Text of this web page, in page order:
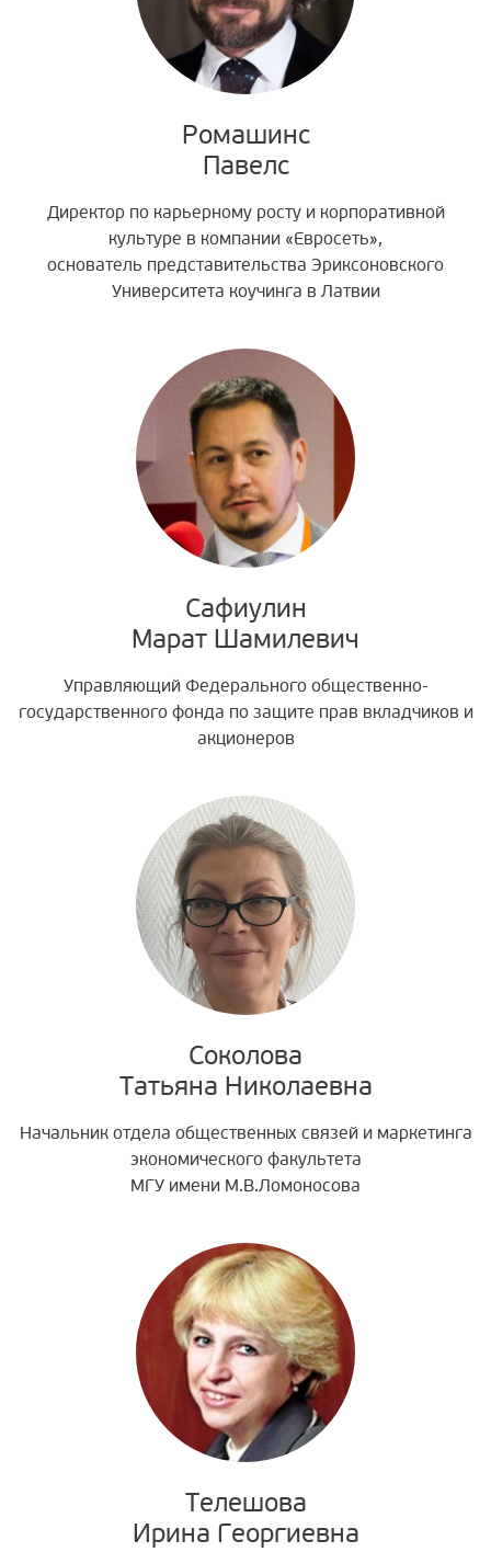
Ромашинс
Павелс
Директор по карьерному росту и корпоративной
культуре в компании «Евросеть»,
основатель представительства Эриксоновского
Университета коучинга в Латвии
Сафиулин
Марат Шамилевич
Управляющий Федерального общественно-
государственного фонда по защите прав вкладчиков и
акционеров
Соколова
Татьяна Николаевна
Начальник отдела общественных связей и маркетинга
экономического факультета
МГУ имени М.В.Ломоносова
Телешова
Ирина Георгиевна